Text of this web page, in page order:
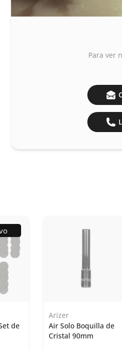
Para ver
de
Arizer
Air Solo Boquilla de
Cristal 90mm